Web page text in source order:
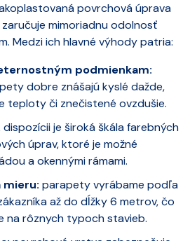
povrchová úprava
mimoriadnu odolnosť
Medzi ich hlavné výhody patria:
podmienkam:
dobre znášajú kyslé dažde,
teploty či znečistené ovzdušie.
dispozícii je široká škála farebných
úprav, ktoré je možné
a okennými rámami.
mieru: parapety vyrábame podľa
až do dĺžky 6 metrov, čo
na rôznych typoch stavieb.